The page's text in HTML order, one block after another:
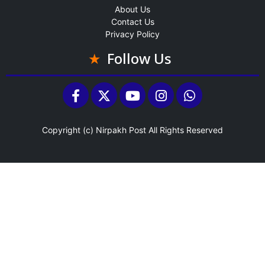
About Us
Contact Us
Privacy Policy
Follow Us
Copyright (c) Nirpakh Post All Rights Reserved